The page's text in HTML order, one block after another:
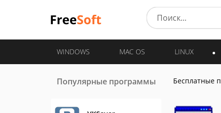
WINDOWS MAC OS LINUX
Популярные программы Бесплатные